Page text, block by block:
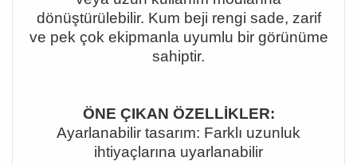
dönüştürülebilir. Kum beji rengi sade, zarif
ve pek çok ekipmanla uyumlu bir görünüme
sahiptir.
ÖNE ÇIKAN ÖZELLİKLER:
Ayarlanabilir tasarım: Farklı uzunluk
ihtiyaçlarına uyarlanabilir